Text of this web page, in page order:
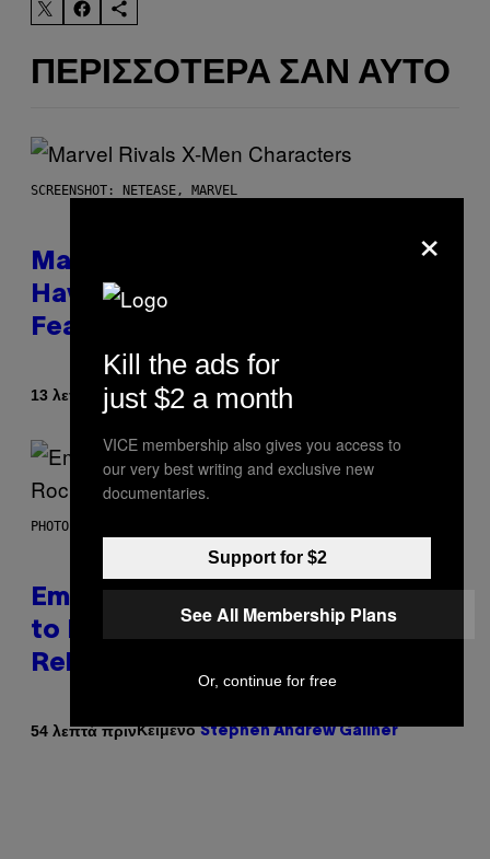
ΠΕΡΙΣΣΌΤΕΡΑ ΣΑΝ ΑΥΤΌ
SCREENSHOT: NETEASE, MARVEL
Marvel Rivals Dataminers May
Have Uncovered a Major New
Feature
13 λεπτά πρινΚείμενοDenny Connolly
PHOTO BY AARON J. THORNTON/GETTY IMAGES
Eminem Put Up His Own Money
to Help a Hip-Hop Legend Go to
Rehab
54 λεπτά πρινΚείμενοStephen Andrew Galiher
×
Kill the ads for
just $2 a month
VICE membership also gives you access to
our very best writing and exclusive new
documentaries.
Support for $2
See All Membership Plans
Or, continue for free